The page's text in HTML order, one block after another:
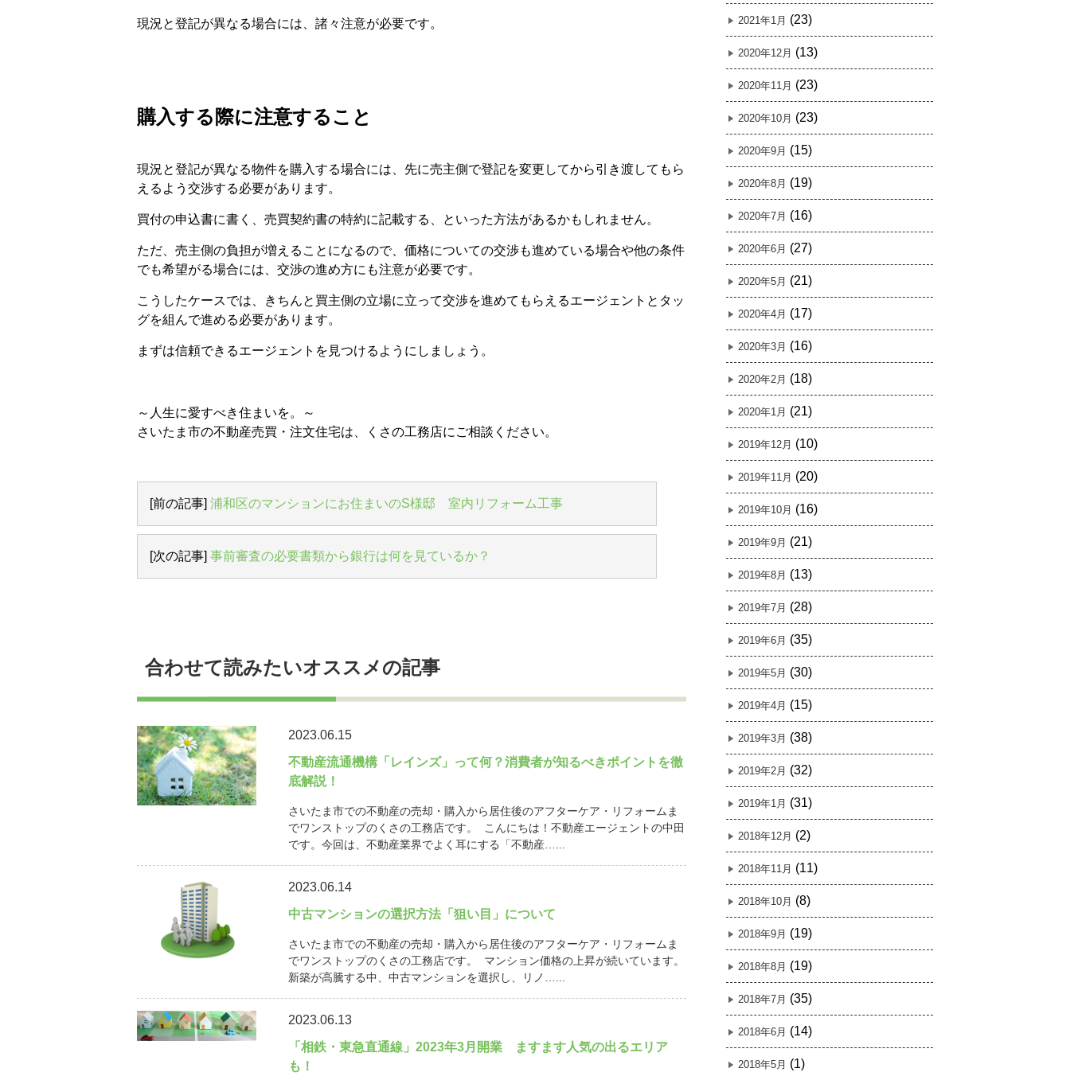
現況と登記が異なる場合には、諸々注意が必要です。
購入する際に注意すること
現況と登記が異なる物件を購入する場合には、先に売主側で登記を変更してから引き渡してもら
えるよう交渉する必要があります。
買付の申込書に書く、売買契約書の特約に記載する、といった方法があるかもしれません。
ただ、売主側の負担が増えることになるので、価格についての交渉も進めている場合や他の条件
でも希望がる場合には、交渉の進め方にも注意が必要です。
こうしたケースでは、きちんと買主側の立場に立って交渉を進めてもらえるエージェントとタッ
グを組んで進める必要があります。
まずは信頼できるエージェントを見つけるようにしましょう。
～人生に愛すべき住まいを。～
さいたま市の不動産売買・注文住宅は、くさの工務店にご相談ください。
[前の記事] 浦和区のマンションにお住まいのS様邸 室内リフォーム工事
[次の記事] 事前審査の必要書類から銀行は何を見ているか？
合わせて読みたいオススメの記事
2023.06.15
不動産流通機構「レインズ」って何？消費者が知るべきポイントを徹
底解説！
さいたま市での不動産の売却・購入から居住後のアフターケア・リフォームま
でワンストップのくさの工務店です。 こんにちは！不動産エージェントの中田
です。今回は、不動産業界でよく耳にする「不動産…...
2023.06.14
中古マンションの選択方法「狙い目」について
さいたま市での不動産の売却・購入から居住後のアフターケア・リフォームま
でワンストップのくさの工務店です。 マンション価格の上昇が続いています。
新築が高騰する中、中古マンションを選択し、リノ…...
2023.06.13
「相鉄・東急直通線」2023年3月開業 ますます人気の出るエリア
も！
2021年1月 (23)
2020年12月 (13)
2020年11月 (23)
2020年10月 (23)
2020年9月 (15)
2020年8月 (19)
2020年7月 (16)
2020年6月 (27)
2020年5月 (21)
2020年4月 (17)
2020年3月 (16)
2020年2月 (18)
2020年1月 (21)
2019年12月 (10)
2019年11月 (20)
2019年10月 (16)
2019年9月 (21)
2019年8月 (13)
2019年7月 (28)
2019年6月 (35)
2019年5月 (30)
2019年4月 (15)
2019年3月 (38)
2019年2月 (32)
2019年1月 (31)
2018年12月 (2)
2018年11月 (11)
2018年10月 (8)
2018年9月 (19)
2018年8月 (19)
2018年7月 (35)
2018年6月 (14)
2018年5月 (1)